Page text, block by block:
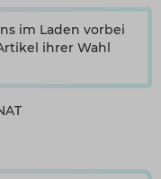
im Laden vorbei
ihrer Wahl